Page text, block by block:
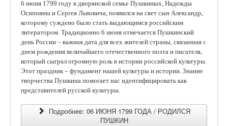
6 июня 1799 году в дворянской семье Пушкиных, Надежды
Осиповны и Сергея Львовича, появился на свет сын Александр,
которому суждено было стать выдающимся российским
литератором. Традиционно 6 июня отмечается Пушкинский
день России – важная дата для всех жителей страны, связанная с
днем рождения величайшего отечественного поэта и писателя,
который сыграл огромную роль в истории российской культуры.
Этот праздник – фундамент нашей культуры и истории. Знание
творчества Пушкина помогает нас идентифицировать как
представителей русской культуры.
Подробнее: 06 ИЮНЯ 1799 ГОДА / РОДИЛСЯ
ПУШКИН